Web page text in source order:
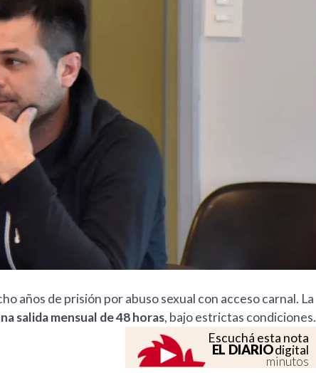
años de prisión por abuso sexual con acceso carnal. La
salida mensual de 48 horas, bajo estrictas condiciones.
Escuchá esta nota
EL DIARIOdigital
minutos